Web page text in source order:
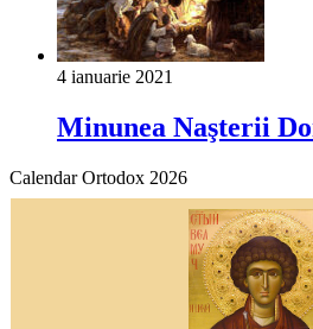
4 ianuarie 2021
Minunea Naşterii
Calendar Ortodox 2026